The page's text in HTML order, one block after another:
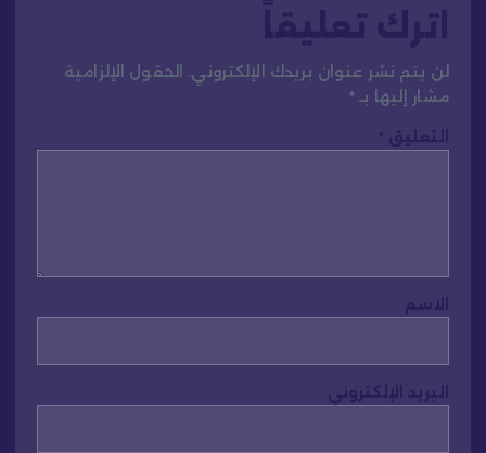
لن يتم نشر عنوان بريدك الإلكتروني.
الحقول الإلزامية
مشار إليها بـ *